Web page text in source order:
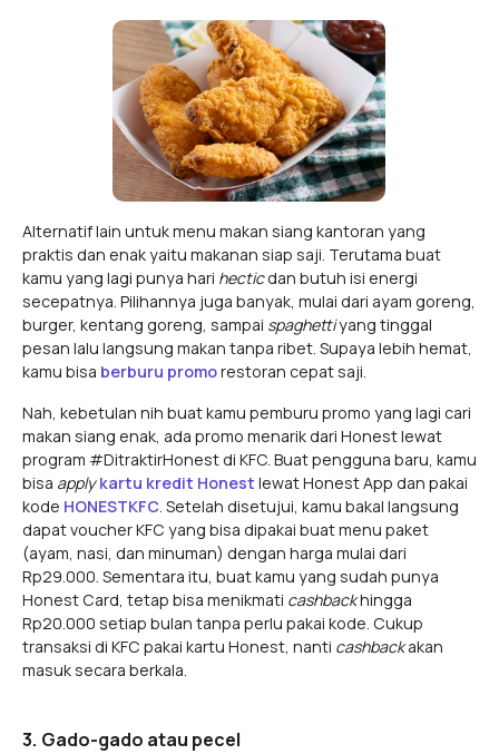
Alternatif lain untuk menu makan siang kantoran yang
praktis dan enak yaitu makanan siap saji. Terutama buat
kamu yang lagi punya hari hecticdan butuh isi energi
secepatnya. Pilihannya juga banyak, mulai dari ayam goreng,
burger, kentang goreng, sampai spaghettiyang tinggal
pesan lalu langsung makan tanpa ribet. Supaya lebih hemat,
kamu bisa berburu promorestoran cepat saji.
Nah, kebetulan nih buat kamu pemburu promo yang lagi cari
makan siang enak, ada promo menarik dari Honest lewat
program #DitraktirHonest di KFC. Buat pengguna baru, kamu
bisa apply kartu kredit Honest lewat Honest App dan pakai
kode HONESTKFC . Setelah disetujui, kamu bakal langsung
dapat voucher KFC yang bisa dipakai buat menu paket
(ayam, nasi, dan minuman) dengan harga mulai dari
Rp29.000. Sementara itu, buat kamu yang sudah punya
Honest Card, tetap bisa menikmati cashbackhingga
Rp20.000 setiap bulan tanpa perlu pakai kode. Cukup
transaksi di KFC pakai kartu Honest, nanti cashbackakan
masuk secara berkala.
3. Gado-gado atau pecel